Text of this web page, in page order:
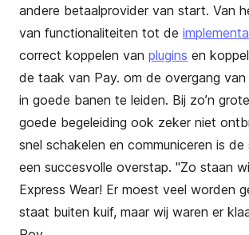
andere betaalprovider van start. Van
van functionaliteiten tot de
correct koppelen van plugins en
de taak van Pay. om de overgang van
in goede banen te leiden. Bij zo’n
goede begeleiding ook zeker niet
snel schakelen en communiceren is
een succesvolle overstap. "Zo staan
Express Wear! Er moest veel worden
staat buiten kuif, maar wij waren er